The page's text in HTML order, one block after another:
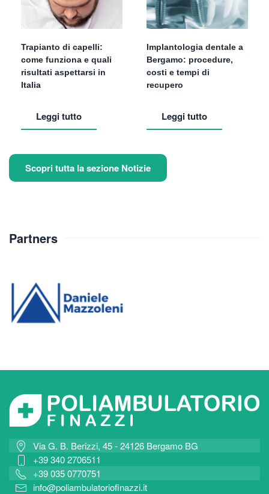
Trapianto di capelli:
come funziona e quali
risultati aspettarsi in
Italia
Leggi tutto
Implantologia dentale a
Bergamo: procedure,
costi e tempi di
recupero
Leggi tutto
Scopri tutta la sezione Notizie
Partners
Via G. B. Berizzi, 45 - 24126 Bergamo BG
+39 340 2706511
+39 035 0770751
info@poliambulatoriofinazzi.it